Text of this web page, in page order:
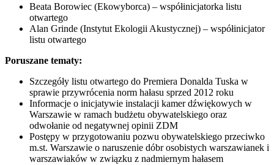
Beata Borowiec (Ekowyborca) – współinicjatorka listu
otwartego
Alan Grinde (Instytut Ekologii Akustycznej) – współinicjator
listu otwartego
Poruszane tematy:
Szczegóły listu otwartego do Premiera Donalda Tuska w
sprawie przywrócenia norm hałasu sprzed 2012 roku
Informacje o inicjatywie instalacji kamer dźwiękowych w
Warszawie w ramach budżetu obywatelskiego oraz
odwołanie od negatywnej opinii ZDM
Postępy w przygotowaniu pozwu obywatelskiego przeciwko
m.st. Warszawie o naruszenie dóbr osobistych warszawianek i
warszawiaków w związku z nadmiernym hałasem